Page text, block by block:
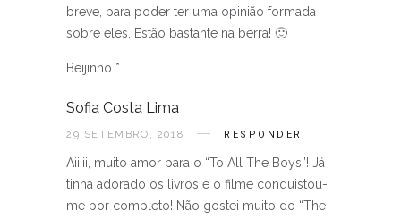
breve, para poder ter uma opinião formada
sobre eles. Estão bastante na berra! 🙂
Beijinho *
Sofia Costa Lima
29 SETEMBRO, 2018 RESPONDER
Aiiiii, muito amor para o “To All The Boys”! Já
tinha adorado os livros e o filme conquistou-
me por completo! Não gostei muito do “The